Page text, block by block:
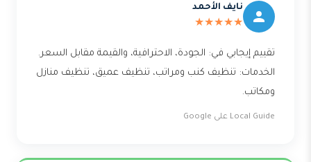
نايف الأحمد
★★★★★
تقييم إيجابي في: الجودة، الاحترافية، والقيمة مقابل السعر.
الخدمات: تنظيف كنب ومراتب، تنظيف عميق، تنظيف منازل
ومكاتب.
Local Guide على Google